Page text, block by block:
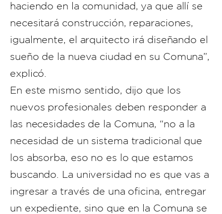
haciendo en la comunidad, ya que allí se
necesitará construcción, reparaciones,
igualmente, el arquitecto irá diseñando el
sueño de la nueva ciudad en su Comuna”,
explicó.
En este mismo sentido, dijo que los
nuevos profesionales deben responder a
las necesidades de la Comuna, “no a la
necesidad de un sistema tradicional que
los absorba, eso no es lo que estamos
buscando. La universidad no es que vas a
ingresar a través de una oficina, entregar
un expediente, sino que en la Comuna se